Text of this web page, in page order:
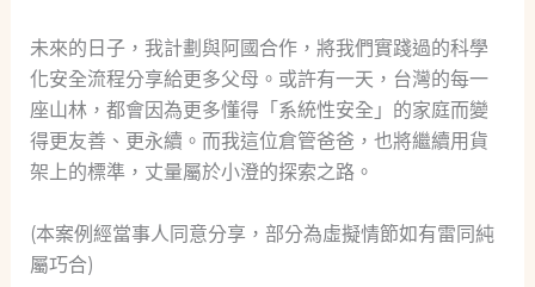
未來的日子，我計劃與阿國合作，將我們實踐過的科學
化安全流程分享給更多父母。或許有一天，台灣的每一
座山林，都會因為更多懂得「系統性安全」的家庭而變
得更友善、更永續。而我這位倉管爸爸，也將繼續用貨
架上的標準，丈量屬於小澄的探索之路。
(本案例經當事人同意分享，部分為虛擬情節如有雷同純
屬巧合)